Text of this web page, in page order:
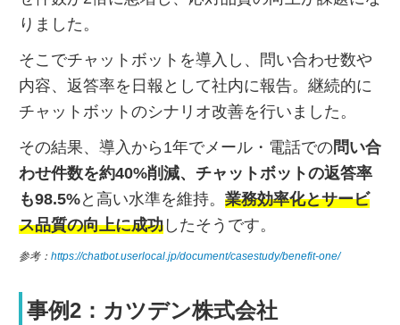
りました。
そこでチャットボットを導入し、問い合わせ数や
内容、返答率を日報として社内に報告。継続的に
チャットボットのシナリオ改善を行いました。
その結果、導入から1年でメール・電話での問い合
わせ件数を約40%削減、チャットボットの返答率
も98.5%と高い水準を維持。 業務効率化とサービ
ス品質の向上に成功 したそうです。
参考： https://chatbot.userlocal.jp/document/casestudy/benefit-one/
事例2：カツデン株式会社